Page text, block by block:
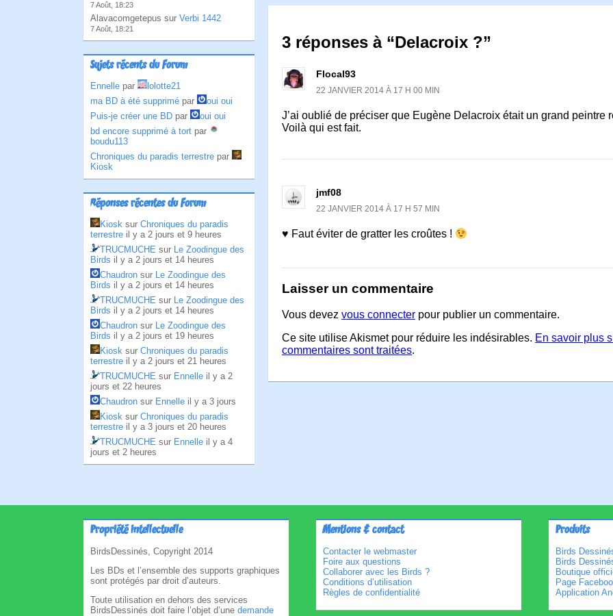
7 Août, 18:23
Alavacomgetepus sur Verbi 1442
7 Août, 18:21
Sujets récents du Forum
Ennelle par
lolotte21
ma BD à été supprimé par
oui oui
Puis-je créer une BD par
oui oui
bd encore supprimé à tort par
boudu113
Chroniques du paradis terrestre par
Kiosk
Réponses récentes du Forum
Kiosk sur Chroniques du paradis
terrestre il y a 2 jours et 9 heures
TRUCMUCHE sur Le Zoodingue des
Birds il y a 2 jours et 14 heures
Chaudron sur Le Zoodingue des
Birds il y a 2 jours et 14 heures
TRUCMUCHE sur Le Zoodingue des
Birds il y a 2 jours et 14 heures
Chaudron sur Le Zoodingue des
Birds il y a 2 jours et 19 heures
Kiosk sur Chroniques du paradis
terrestre il y a 2 jours et 21 heures
TRUCMUCHE sur Ennelle il y a 2
jours et 22 heures
Chaudron sur Ennelle il y a 3 jours
Kiosk sur Chroniques du paradis
terrestre il y a 3 jours et 20 heures
TRUCMUCHE sur Ennelle il y a 4
jours et 2 heures
3 réponses à “Delacroix ?”
Flocal93
22 JANVIER 2014 À 17 H 00 MIN
J’ai oublié de préciser que Eugène Delacroix était un grand peintre
Voilà qui est fait.
jmf08
22 JANVIER 2014 À 17 H 57 MIN
♥ Faut éviter de gratter les croûtes !
Laisser un commentaire
Vous devez vous connecter pour publier un commentaire.
Ce site utilise Akismet pour réduire les indésirables. En savoir plus
commentaires sont traitées.
Propriété intellectuelle
BirdsDessinés, Copyright 2014
Les BDs et l’ensemble des supports graphiques
sont protégés par droit d’auteurs.
Toute utilisation en dehors des services
BirdsDessinés doit faire l’objet d’une demande
Mentions & contact
Contacter le webmaster
Foire aux questions
Collaborer avec les Birds ?
Conditions d’utilisation
Règles de confidentialité
Produits
Birds
Birds
Boutique
Page
Application